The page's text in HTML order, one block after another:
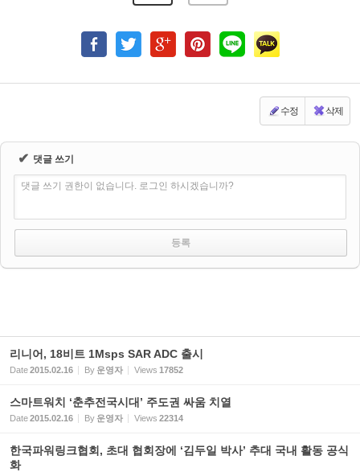
수정 삭제
✔ 댓글 쓰기
댓글 쓰기 권한이 없습니다. 로그인 하시겠습니까?
리니어, 18비트 1Msps SAR ADC 출시
Date2015.02.16 By 운영자 Views 17852
스마트워치 ‘춘추전국시대’ 주도권 싸움 치열
Date2015.02.16 By 운영자 Views 22314
한국파워링크협회, 초대 협회장에 ‘김두일 박사’ 추대 국내 활동 공식
화